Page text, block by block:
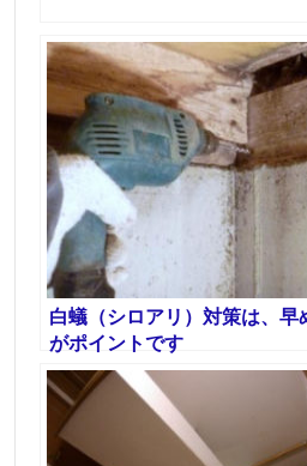
白蟻（シロアリ）対策は、早
がポイントです